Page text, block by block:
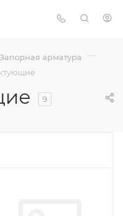
Запорная арматура —
9